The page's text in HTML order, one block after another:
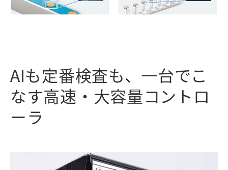
AIも定番検査も、一台でこ
なす高速・大容量コントロ
ーラ